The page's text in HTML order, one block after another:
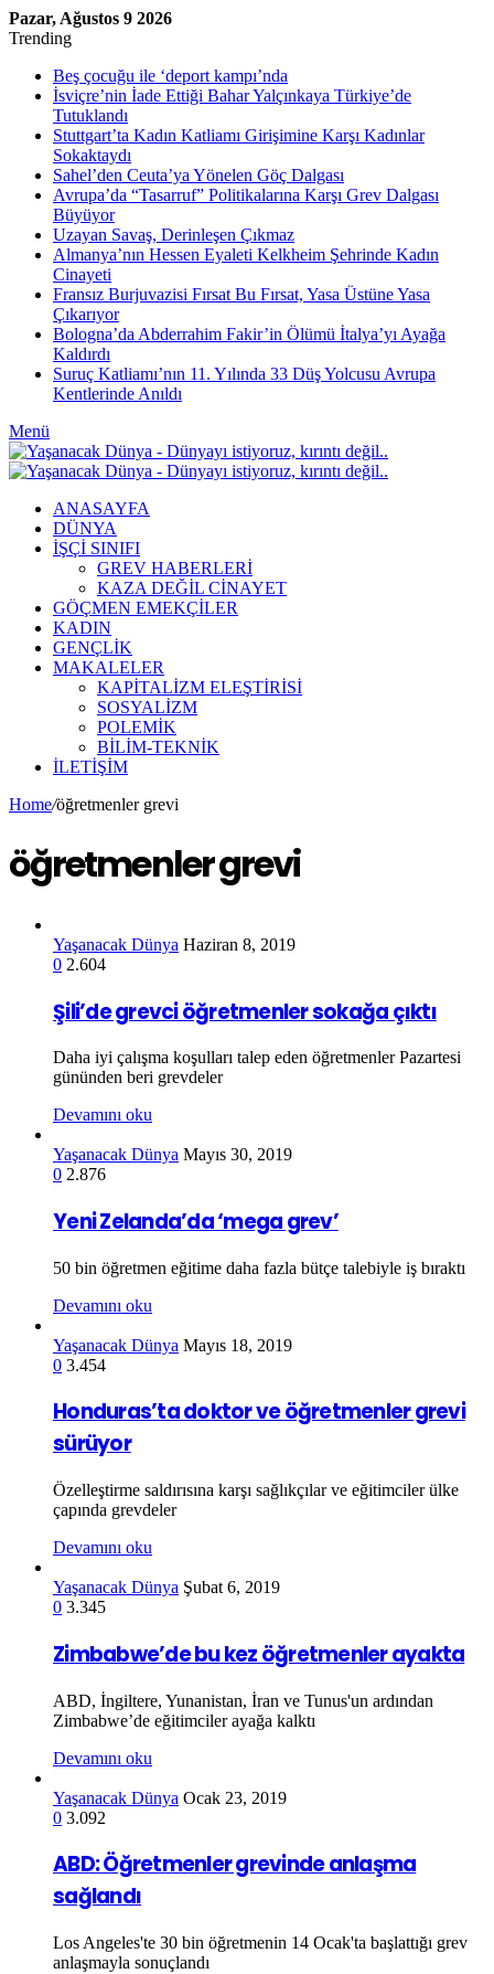
Pazar, Ağustos 9 2026
Trending
Beş çocuğu ile ‘deport kampı’nda
İsviçre’nin İade Ettiği Bahar Yalçınkaya Türkiye’de
Tutuklandı
Stuttgart’ta Kadın Katliamı Girişimine Karşı Kadınlar
Sokaktaydı
Sahel’den Ceuta’ya Yönelen Göç Dalgası
Avrupa’da “Tasarruf” Politikalarına Karşı Grev Dalgası
Büyüyor
Uzayan Savaş, Derinleşen Çıkmaz
Almanya’nın Hessen Eyaleti Kelkheim Şehrinde Kadın
Cinayeti
Fransız Burjuvazisi Fırsat Bu Fırsat, Yasa Üstüne Yasa
Çıkarıyor
Bologna’da Abderrahim Fakir’in Ölümü İtalya’yı Ayağa
Kaldırdı
Suruç Katliamı’nın 11. Yılında 33 Düş Yolcusu Avrupa
Kentlerinde Anıldı
Menü
ANASAYFA
DÜNYA
İŞÇİ SINIFI
GREV HABERLERİ
KAZA DEĞİL CİNAYET
GÖÇMEN EMEKÇİLER
KADIN
GENÇLİK
MAKALELER
KAPİTALİZM ELEŞTİRİSİ
SOSYALİZM
POLEMİK
BİLİM-TEKNİK
ILETIŞIM
Home/öğretmenler grevi
öğretmenler grevi
Yaşanacak Dünya Haziran 8, 2019
0 2.604
Şili’de grevci öğretmenler sokağa çıktı
Daha iyi çalışma koşulları talep eden öğretmenler Pazartesi
gününden beri grevdeler
Devamını oku
Yaşanacak Dünya Mayıs 30, 2019
0 2.876
Yeni Zelanda’da ‘mega grev’
50 bin öğretmen eğitime daha fazla bütçe talebiyle iş bıraktı
Devamını oku
Yaşanacak Dünya Mayıs 18, 2019
0 3.454
Honduras’ta doktor ve öğretmenler grevi
sürüyor
Özelleştirme saldırısına karşı sağlıkçılar ve eğitimciler ülke
çapında grevdeler
Devamını oku
Yaşanacak Dünya Şubat 6, 2019
0 3.345
Zimbabwe’de bu kez öğretmenler ayakta
ABD, İngiltere, Yunanistan, İran ve Tunus'un ardından
Zimbabwe’de eğitimciler ayağa kalktı
Devamını oku
Yaşanacak Dünya Ocak 23, 2019
0 3.092
ABD: Öğretmenler grevinde anlaşma
sağlandı
Los Angeles'te 30 bin öğretmenin 14 Ocak'ta başlattığı grev
anlaşmayla sonuçlandı